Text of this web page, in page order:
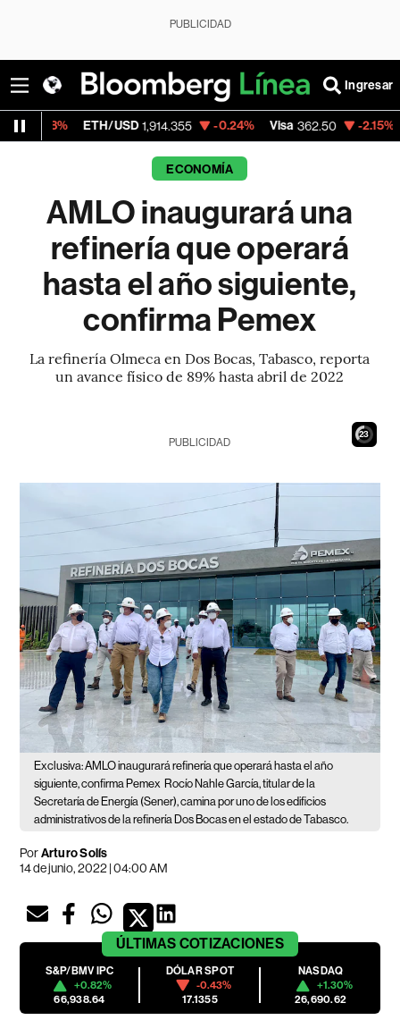
PUBLICIDAD
Ingresar
ETH/USD 1,914.355 -0.24% Visa 362.50 -2.15%
ECONOMÍA
AMLO inaugurará una
refinería que operará
hasta el año siguiente,
confirma Pemex
La refinería Olmeca en Dos Bocas, Tabasco, reporta
un avance físico de 89% hasta abril de 2022
21
PUBLICIDAD
Exclusiva: AMLO inaugurará refinería que operará hasta el año
siguiente, confirma Pemex Rocío Nahle García, titular de la
Secretaría de Energía (Sener), camina por uno de los edificios
administrativos de la refinería Dos Bocas en el estado de Tabasco.
PorArturo Solís
14 de junio, 2022 | 04:00 AM
ÚLTIMAS COTIZACIONES
S&P/BMV IPC
+0.82%
66,938.64
DÓLAR SPOT
-0.43%
17.1355
NASDAQ
+1.30%
26,690.62